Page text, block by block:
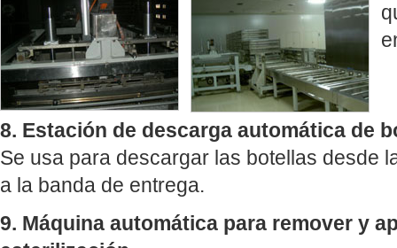
8. Estación de descarga automática de
Se usa para descargar las botellas desde
a la banda de entrega.
9. Máquina automática para remover y